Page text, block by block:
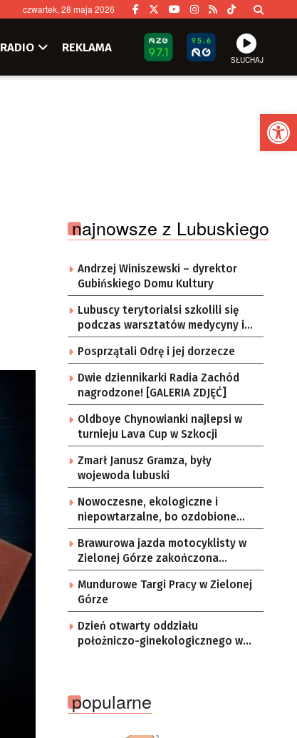
czwartek, 28 maja 2026
RADIO REKLAMA
SŁUCHAJ
najnowsze z Lubuskiego
Andrzej Winiszewski – dyrektor
Gubińskiego Domu Kultury
Lubuscy terytorialsi szkolili się
podczas warsztatów medycyny i
ratownictwa taktycznego [GALERIA
ZDJĘĆ]
Posprzątali Odrę i jej dorzecze
Dwie dziennikarki Radia Zachód
nagrodzone! [GALERIA ZDJĘĆ]
Oldboye Chynowianki najlepsi w
turnieju Lava Cup w Szkocji
Zmarł Janusz Gramza, były
wojewoda lubuski
Nowoczesne, ekologiczne i
niepowtarzalne, bo ozdobione
rysunkami dzieci
Brawurowa jazda motocyklisty w
Zielonej Górze zakończona
gigantyczną karą
Mundurowe Targi Pracy w Zielonej
Górze
Dzień otwarty oddziału
położniczo-ginekologicznego w
popularne